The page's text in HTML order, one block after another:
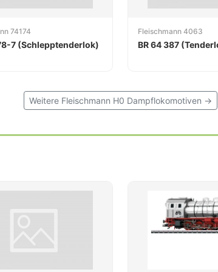
74174
7 (Schlepptenderlok)
Fleischmann 4063
BR 64 387
Weitere Fleischmann H0 Dampflokomotiven →